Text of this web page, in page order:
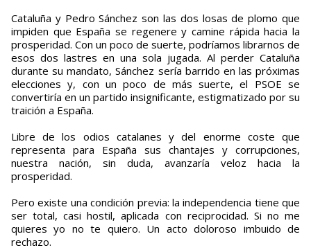
Cataluña y Pedro Sánchez son las dos losas de plomo que
impiden que España se regenere y camine rápida hacia la
prosperidad. Con un poco de suerte, podríamos librarnos de
esos dos lastres en una sola jugada. Al perder Cataluña
durante su mandato, Sánchez sería barrido en las próximas
elecciones y, con un poco de más suerte, el PSOE se
convertiría en un partido insignificante, estigmatizado por su
traición a España.
Libre de los odios catalanes y del enorme coste que
representa para España sus chantajes y corrupciones,
nuestra nación, sin duda, avanzaría veloz hacia la
prosperidad.
Pero existe una condición previa: la independencia tiene que
ser total, casi hostil, aplicada con reciprocidad. Si no me
quieres yo no te quiero. Un acto doloroso imbuido de
rechazo.